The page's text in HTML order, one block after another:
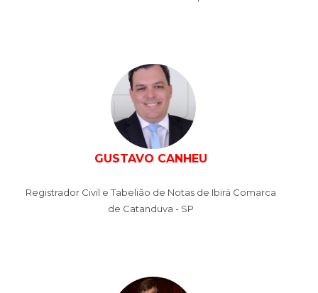
GUSTAVO CANHEU
Registrador Civil e Tabelião de Notas de Ibirá Comarca
de Catanduva - SP